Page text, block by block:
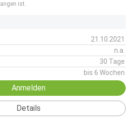
ist.
21.10.2021
n.a.
30 Tage
bis 6 Wochen
Anmelden
Details